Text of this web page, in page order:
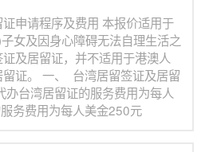
申请程序及费用 本报价适用于
女及因身心障碍无法自理生活之
及居留证，并不适用于港澳人
证。 一、 台湾居留签证及居留
办台湾居留证的服务费用为每人
务费用为每人美金250元